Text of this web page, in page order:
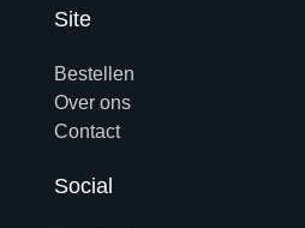
Site
Bestellen
Over ons
Contact
Social